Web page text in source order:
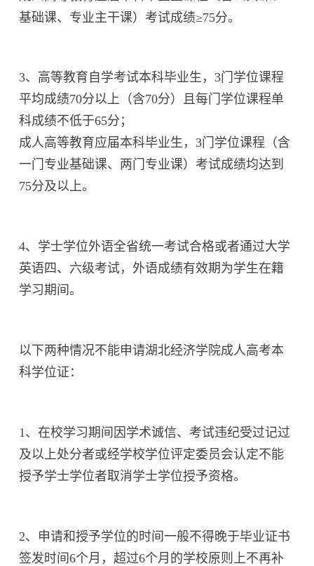
基础课、专业主干课）考试成绩≥75分。
3、高等教育自学考试本科毕业生，3门学位课程
平均成绩70分以上（含70分）且每门学位课程单
科成绩不低于65分；
成人高等教育应届本科毕业生，3门学位课程（含
一门专业基础课、两门专业课）考试成绩均达到
75分及以上。
4、学士学位外语全省统一考试合格或者通过大学
英语四、六级考试，外语成绩有效期为学生在籍
学习期间。
以下两种情况不能申请湖北经济学院成人高考本
科学位证：
1、在校学习期间因学术诚信、考试违纪受过记过
及以上处分者或经学校学位评定委员会认定不能
授予学士学位者取消学士学位授予资格。
2、申请和授予学位的时间一般不得晚于毕业证书
签发时间6个月，超过6个月的学校原则上不再补